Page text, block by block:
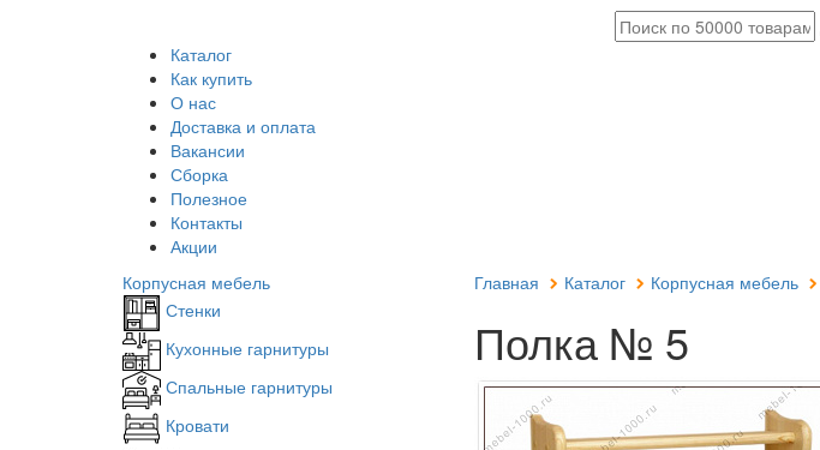
Каталог
Как купить
О нас
Доставка и оплата
Вакансии
Сборка
Полезное
Контакты
Акции
Корпусная мебель
Стенки
Кухонные гарнитуры
Спальные гарнитуры
Кровати
Главная Каталог Корпусная мебель
Полка № 5